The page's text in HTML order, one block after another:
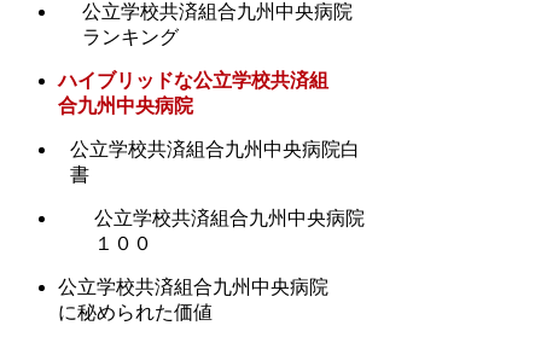
公立学校共済組合九州中央病院
ランキング
ハイブリッドな公立学校共済組
合九州中央病院
公立学校共済組合九州中央病院白
書
公立学校共済組合九州中央病院
１００
公立学校共済組合九州中央病院
に秘められた価値